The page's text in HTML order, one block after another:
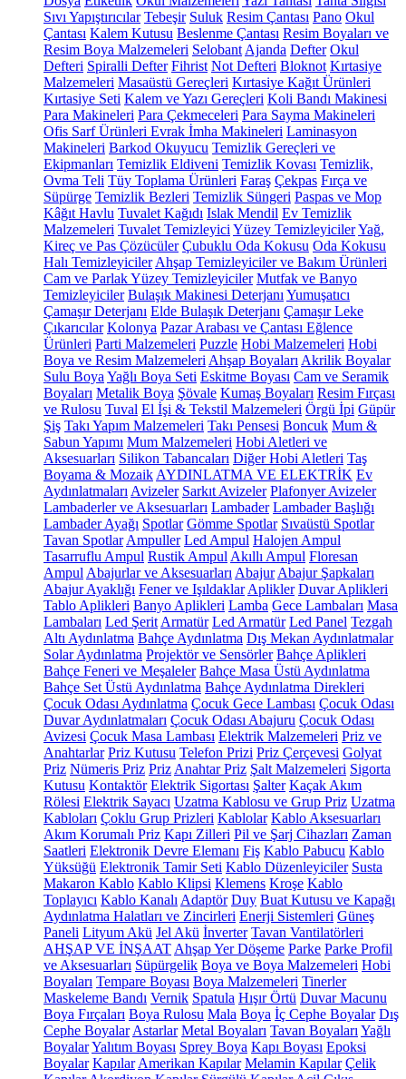
Sıvı Yapıştırıcılar Tebeşir Suluk Resim Çantası Pano Okul
Çantası Kalem Kutusu Beslenme Çantası Resim Boyaları ve
Resim Boya Malzemeleri Selobant Ajanda Defter Okul
Defteri Spiralli Defter Fihrist Not Defteri Bloknot Kırtasiye
Malzemeleri Masaüstü Gereçleri Kırtasiye Kağıt Ürünleri
Kırtasiye Seti Kalem ve Yazı Gereçleri Koli Bandı Makinesi
Para Makineleri Para Çekmeceleri Para Sayma Makineleri
Ofis Sarf Ürünleri Evrak İmha Makineleri Laminasyon
Makineleri Barkod Okuyucu Temizlik Gereçleri ve
Ekipmanları Temizlik Eldiveni Temizlik Kovası Temizlik,
Ovma Teli Tüy Toplama Ürünleri Faraş Çekpas Fırça ve
Süpürge Temizlik Bezleri Temizlik Süngeri Paspas ve Mop
Kâğıt Havlu Tuvalet Kağıdı Islak Mendil Ev Temizlik
Malzemeleri Tuvalet Temizleyici Yüzey TemizleyicilerYağ,
Kireç ve Pas Çözücüler Çubuklu Oda Kokusu Oda Kokusu
Halı Temizleyiciler Ahşap Temizleyiciler ve Bakım Ürünleri
Cam ve Parlak Yüzey Temizleyiciler Mutfak ve Banyo
Temizleyiciler Bulaşık Makinesi Deterjanı Yumuşatıcı
Çamaşır Deterjanı Elde Bulaşık Deterjanı Çamaşır Leke
Çıkarıcılar Kolonya Pazar Arabası ve Çantası Eğlence
Ürünleri Parti Malzemeleri Puzzle Hobi Malzemeleri Hobi
Boya ve Resim Malzemeleri Ahşap Boyaları Akrilik Boyalar
Sulu Boya Yağlı Boya Seti Eskitme Boyası Cam ve Seramik
Boyaları Metalik Boya Şövale Kumaş Boyaları Resim Fırçası
ve Rulosu Tuval El İşi & Tekstil Malzemeleri Örgü İpi Güpür
Şiş Takı Yapım Malzemeleri Takı Pensesi Boncuk Mum &
Sabun Yapımı Mum Malzemeleri Hobi Aletleri ve
Aksesuarları Silikon Tabancaları Diğer Hobi Aletleri Taş
Boyama & Mozaik AYDINLATMA VE ELEKTRİK Ev
Aydınlatmaları Avizeler Sarkıt Avizeler Plafonyer Avizeler
Lambaderler ve Aksesuarları Lambader Lambader Başlığı
Lambader Ayağı Spotlar Gömme Spotlar Sıvaüstü Spotlar
Tavan Spotlar Ampuller Led Ampul Halojen Ampul
Tasarruflu Ampul Rustik Ampul Akıllı Ampul Floresan
Ampul Abajurlar ve Aksesuarları Abajur Abajur Şapkaları
Abajur Ayaklığı Fener ve Işıldaklar Aplikler Duvar Aplikleri
Tablo Aplikleri Banyo Aplikleri Lamba Gece Lambaları Masa
Lambaları Led Şerit Armatür Led Armatür Led Panel Tezgah
Altı Aydınlatma Bahçe Aydınlatma Dış Mekan Aydınlatmalar
Solar Aydınlatma Projektör ve Sensörler Bahçe Aplikleri
Bahçe Feneri ve Meşaleler Bahçe Masa Üstü Aydınlatma
Bahçe Set Üstü Aydınlatma Bahçe Aydınlatma Direkleri
Çocuk Odası Aydınlatma Çocuk Gece Lambası Çocuk Odası
Duvar Aydınlatmaları Çocuk Odası Abajuru Çocuk Odası
Avizesi Çocuk Masa Lambası Elektrik Malzemeleri Priz ve
Anahtarlar Priz Kutusu Telefon Prizi Priz Çerçevesi Golyat
Priz Nümeris Priz Priz Anahtar Priz Şalt Malzemeleri Sigorta
Kutusu Kontaktör Elektrik Sigortası Şalter Kaçak Akım
Rölesi Elektrik Sayacı Uzatma Kablosu ve Grup Priz Uzatma
Kabloları Çoklu Grup Prizleri Kablolar Kablo Aksesuarları
Akım Korumalı Priz Kapı Zilleri Pil ve Şarj Cihazları Zaman
Saatleri Elektronik Devre Elemanı Fiş Kablo Pabucu Kablo
Yüksüğü Elektronik Tamir Seti Kablo Düzenleyiciler Susta
Makaron Kablo Kablo Klipsi Klemens Kroşe Kablo
Toplayıcı Kablo Kanalı Adaptör Duy Buat Kutusu ve Kapağı
Aydınlatma Halatları ve Zincirleri Enerji Sistemleri Güneş
Paneli Lityum Akü Jel Akü İnverter Tavan Vantilatörleri
AHŞAP VE İNŞAAT Ahşap Yer Döşeme Parke Parke Profil
ve Aksesuarları Süpürgelik Boya ve Boya Malzemeleri Hobi
Boyaları Tempare Boyası Boya Malzemeleri Tinerler
Maskeleme Bandı Vernik Spatula Hışır Örtü Duvar Macunu
Boya Fırçaları Boya Rulosu Mala Boya İç Cephe Boyalar Dış
Cephe Boyalar Astarlar Metal Boyaları Tavan Boyaları Yağlı
BoyalarYalıtım Boyası Sprey Boya Kapı Boyası Epoksi
Boyalar Kapılar Amerikan Kapılar Melamin Kapılar Çelik